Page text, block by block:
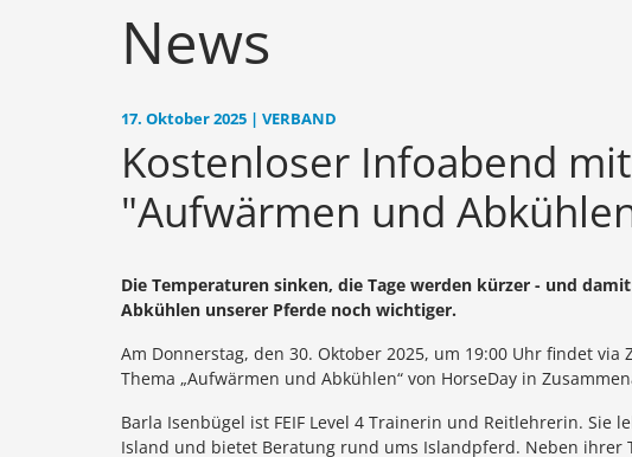
News
17. Oktober 2025 | VERBAND
Kostenloser Infoabend
"Aufwärmen und
Die Temperaturen sinken, die Tage werden kürzer - und
Abkühlen unserer Pferde noch wichtiger.
Am Donnerstag, den 30. Oktober 2025, um 19:00 Uhr findet
Thema „Aufwärmen und Abkühlen“ von HorseDay in
Barla Isenbügel ist FEIF Level 4 Trainerin und Reitlehrerin. Sie
Island und bietet Beratung rund ums Islandpferd. Neben ihrer